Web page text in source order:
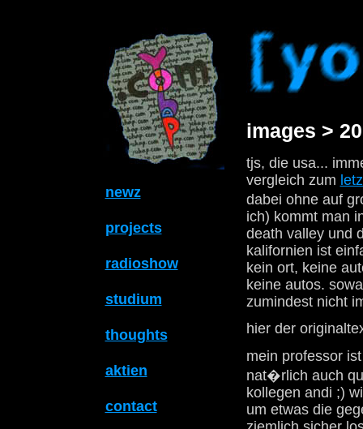
newz
projects
radioshow
studium
thoughts
aktien
contact
images >
tjs, die usa...
vergleich zum
dabei ohne auf
ich) kommt man
death valley und
kalifornien ist
kein ort, keine
keine autos.
zumindest nicht
hier der
mein professor
nat�rlich auch
kollegen andi ;)
um etwas die